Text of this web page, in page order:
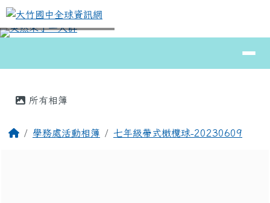
跳至主內容區
大竹國中全球資訊網
⏸
所有相簿
回首頁學務處活動相簿 七年級帶式橄欖球-20230609